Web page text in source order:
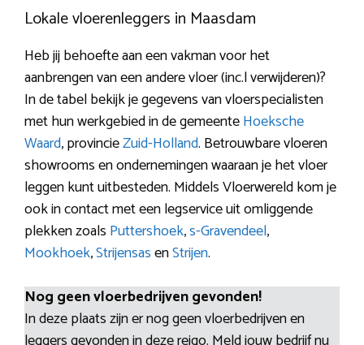
Lokale vloerenleggers in Maasdam
Heb jij behoefte aan een vakman voor het
aanbrengen van een andere vloer (inc.l verwijderen)?
In de tabel bekijk je gegevens van vloerspecialisten
met hun werkgebied in de gemeenteHoeksche
Waard, provincieZuid-Holland. Betrouwbare vloeren
showrooms en ondernemingen waaraan je het vloer
leggen kunt uitbesteden. Middels Vloerwereld kom je
ook in contact met een legservice uit omliggende
plekken zoals Puttershoek,s-Gravendeel,
Mookhoek,StrijensasenStrijen.
Nog geen vloerbedrijven gevonden!
In deze plaats zijn er nog geen vloerbedrijven en